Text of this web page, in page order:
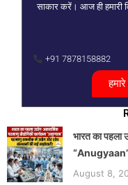
साकार करें। आज ही हमारी
+91 7878158882
भारत का पहला
August 8,